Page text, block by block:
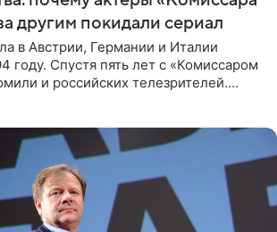
другим покидали сериал
в Австрии, Германии и Италии
году. Спустя пять лет с «Комиссаром
и российских телезрителей.